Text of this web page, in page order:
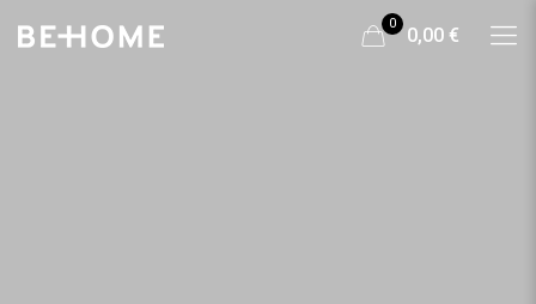
0
0,00 €